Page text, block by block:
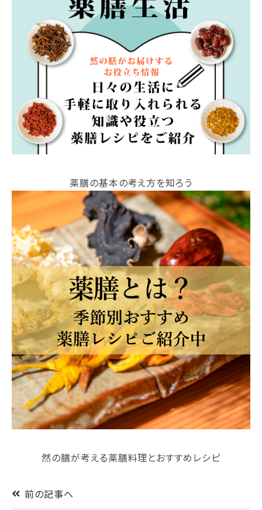
薬膳の基本の考え方を知ろう
然の膳が考える薬膳料理とおすすめレシピ
前の記事へ